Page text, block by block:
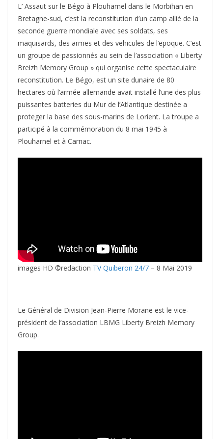
L’ Assaut sur le Bégo à Plouharnel dans le Morbihan en
Bretagne-sud, c’est la reconstitution d’un camp allié de la
seconde guerre mondiale avec ses soldats, ses
maquisards, des armes et des vehicules de l’epoque. C’est
un groupe de passionnés au sein de l’association « Liberty
Breizh Memory Group » qui organise cette spectaculaire
reconstitution. Le Bégo, est un site dunaire de 80
hectares où l’armée allemande avait installé l’une des plus
puissantes batteries du Mur de l’Atlantique destinée a
proteger la base des sous-marins de Lorient. La troupe a
participé à la commémoration du 8 mai 1945 à
Plouharnel et à Carnac.
images HD ©redaction TV Quiberon 24/7 – 8 Mai 2019
Le Général de Division Jean-Pierre Morane est le vice-
président de l’association LBMG Liberty Breizh Memory
Group.